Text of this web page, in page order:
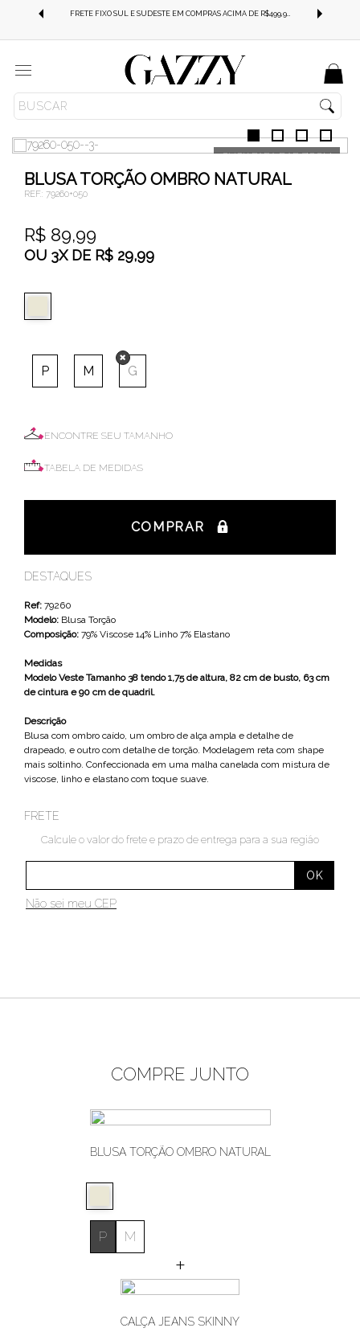
FRETE FIXO SUL E SUDESTE EM COMPRAS ACIMA DE R$499,99!
Menu BLUSAS REGATA
BLUSA TORÇÃO OMBRO NATURAL
REF.: 79260+050
R$ 89,99
OU 3XDE R$ 29,99
P M G
ENCONTRE SEU TAMANHO
TABELA DE MEDIDAS
COMPRAR
DESTAQUES
Ref: 79260
Modelo: Blusa Torção
Composição: 79% Viscose 14% Linho 7% Elastano
Medidas
Modelo Veste Tamanho 38 tendo 1,75 de altura, 82 cm de busto, 63 cm
de cintura e 90 cm de quadril.
Descrição
Blusa com ombro caído, um ombro de alça ampla e detalhe de
drapeado, e outro com detalhe de torção. Modelagem reta com shape
mais soltinho. Confeccionada em uma malha canelada com mistura de
viscose, linho e elastano com toque suave.
FRETE
Calcule o valor do frete e prazo de entrega para a sua região
Não sei meu CEP
COMPRE JUNTO
BLUSA TORÇÃO OMBRO NATURAL
P M
+
CALÇA JEANS SKINNY